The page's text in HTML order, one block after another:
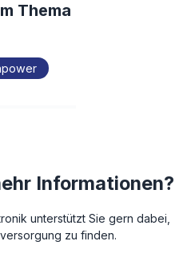
Thema
Informationen?
unterstützt Sie gern dabei,
zu finden.